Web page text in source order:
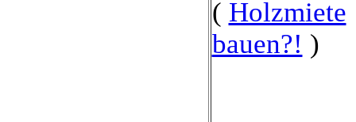
( Holzmiete
bauen?! )